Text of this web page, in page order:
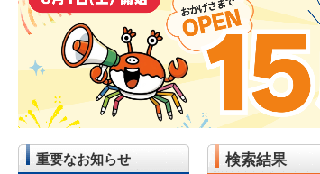
重要なお知らせ 検索結果